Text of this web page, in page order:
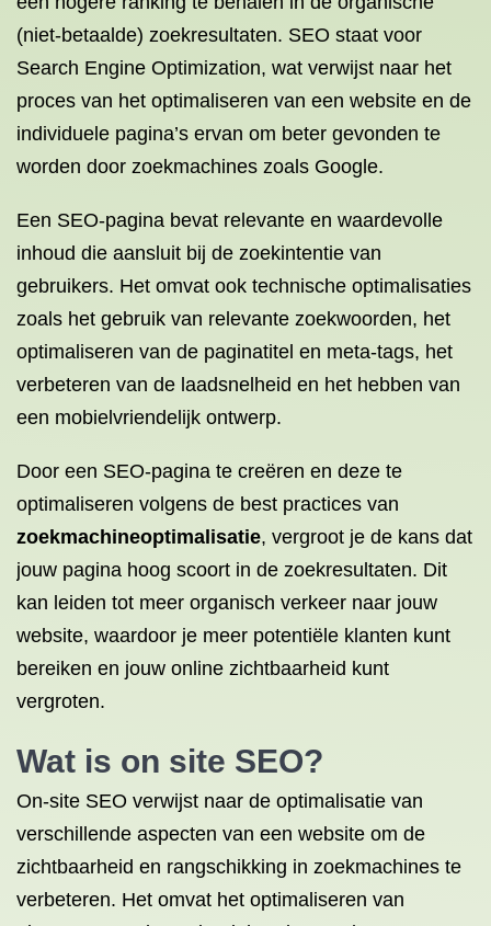
(niet-betaalde) zoekresultaten. SEO staat voor
Search Engine Optimization, wat verwijst naar het
proces van het optimaliseren van een website en de
individuele pagina’s ervan om beter gevonden te
worden door zoekmachines zoals Google.
Een SEO-pagina bevat relevante en waardevolle
inhoud die aansluit bij de zoekintentie van
gebruikers. Het omvat ook technische optimalisaties
zoals het gebruik van relevante zoekwoorden, het
optimaliseren van de paginatitel en meta-tags, het
verbeteren van de laadsnelheid en het hebben van
een mobielvriendelijk ontwerp.
Door een SEO-pagina te creëren en deze te
optimaliseren volgens de best practices van
zoekmachineoptimalisatie, vergroot je de kans dat
jouw pagina hoog scoort in de zoekresultaten. Dit
kan leiden tot meer organisch verkeer naar jouw
website, waardoor je meer potentiële klanten kunt
bereiken en jouw online zichtbaarheid kunt
vergroten.
Wat is on site SEO?
On-site SEO verwijst naar de optimalisatie van
verschillende aspecten van een website om de
zichtbaarheid en rangschikking in zoekmachines te
verbeteren. Het omvat het optimaliseren van